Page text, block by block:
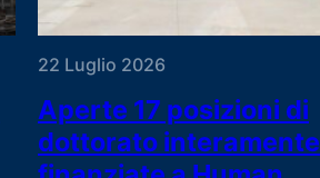
22 Luglio 2026
Aperte 17 posizioni di
dottorato interamente